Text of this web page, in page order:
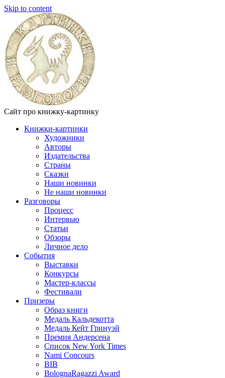
Skip to content
Сайт про книжку-картинку
Книжки-картинки
Художники
Авторы
Издательства
Страны
Сказки
Наши новинки
Не наши новинки
Разговоры
Процесс
Интервью
Статьи
Обзоры
Личное дело
События
Выставки
Конкурсы
Мастер-классы
Фестивали
Призеры
Образ книги
Медаль Кальдекотта
Медаль Кейт Гринуэй
Премия Андерсена
Список New York Times
Nami Concours
BIB
BolognaRagazzi Award